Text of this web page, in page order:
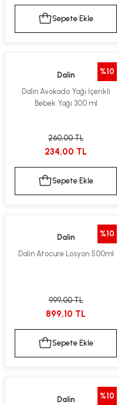
Sepete Ekle
%10
Dalin
Dalin Avokado Yağı İçerikli
Bebek Yağı 300 ml
260,00 TL
234,00 TL
Sepete Ekle
%10
Dalin
Dalin Atocure Losyon 500ml
999,00 TL
899,10 TL
Sepete Ekle
%10
Dalin